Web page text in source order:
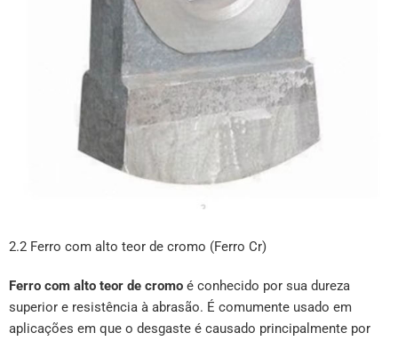
2.2 Ferro com alto teor de cromo (Ferro Cr)
Ferro com alto teor de cromo é conhecido por sua dureza
superior e resistência à abrasão. É comumente usado em
aplicações em que o desgaste é causado principalmente por